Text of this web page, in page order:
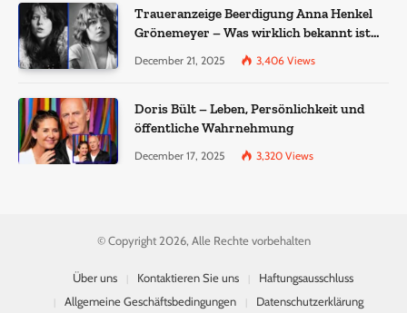
Traueranzeige Beerdigung Anna Henkel
Grönemeyer – Was wirklich bekannt ist
und was nicht bestätigt wurde
December 21, 2025 3,406 Views
Doris Bült – Leben, Persönlichkeit und
öffentliche Wahrnehmung
December 17, 2025 3,320 Views
© Copyright 2026, Alle Rechte vorbehalten
Über uns Kontaktieren Sie uns
Haftungsausschluss
Allgemeine Geschäftsbedingungen
Datenschutzerklärung